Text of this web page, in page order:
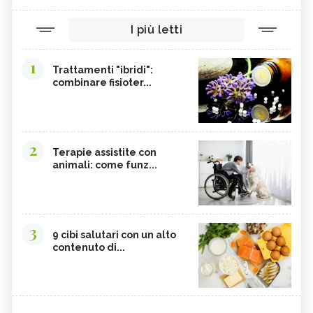
I più letti
1
Trattamenti "ibridi":
combinare fisioter...
2
Terapie assistite con
animali: come funz...
3
9 cibi salutari con un alto
contenuto di...